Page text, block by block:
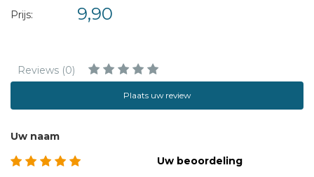
Prijs: 9,90
Reviews (0)
Plaats uw review
Uw naam
Uw beoordeling